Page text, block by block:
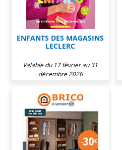
ENFANTS DES MAGASINS
LECLERC
Valable du 17 février au 31
décembre 2026